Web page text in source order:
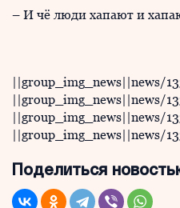
– И чё люди хапают и
||group_img_news||news/
||group_img_news||news/
||group_img_news||news/
||group_img_news||news/
Поделиться